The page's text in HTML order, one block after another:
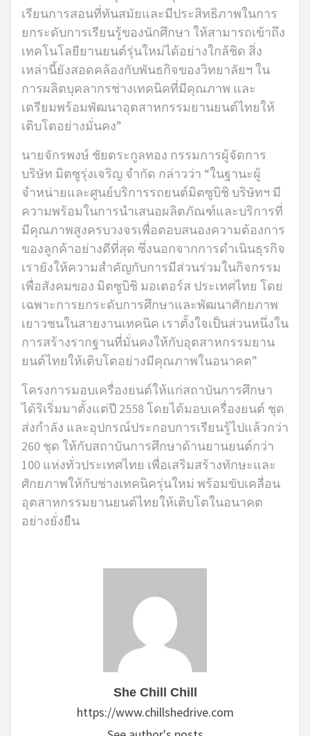
เรียนการสอนที่ทันสมัยและมีประสิทธิภาพในการ
ยกระดับการเรียนรู้ของนักศึกษา ให้สามารถเข้าถึง
เทคโนโลยียานยนต์รุ่นใหม่ได้อย่างใกล้ชิด สิ่ง
เหล่านี้ยังสอดคล้องกับพันธกิจของวิทยาลัยฯ ใน
การผลิตบุคลากรช่างเทคนิคที่มีคุณภาพ และ
เตรียมพร้อมพัฒนาอุตสาหกรรมยานยนต์ไทยให้
เติบโตอย่างมั่นคง”
นายจักรพงษ์ ชัยตระกูลทอง กรรมการผู้จัดการ
บริษัท มิตซูรุ่งเจริญ จำกัด กล่าวว่า “ในฐานะผู้
จำหน่ายและศูนย์บริการรถยนต์มิตซูบิชิ บริษัทฯ มี
ความพร้อมในการนำเสนอผลิตภัณฑ์และบริการที่
มีคุณภาพสูงครบวงจรเพื่อตอบสนองความต้องการ
ของลูกค้าอย่างดีที่สุด ซึ่งนอกจากการดำเนินธุรกิจ
เรายังให้ความสำคัญกับการมีส่วนร่วมในกิจกรรม
เพื่อสังคมของ มิตซูบิชิ มอเตอร์ส ประเทศไทย โดย
เฉพาะการยกระดับการศึกษาและพัฒนาศักยภาพ
เยาวชนในสายงานเทคนิค เราตั้งใจเป็นส่วนหนึ่งใน
การสร้างรากฐานที่มั่นคงให้กับอุตสาหกรรมยาน
ยนต์ไทยให้เติบโตอย่างมีคุณภาพในอนาคต”
โครงการมอบเครื่องยนต์ให้แก่สถาบันการศึกษา
ได้ริเริ่มมาตั้งแต่ปี 2558 โดยได้มอบเครื่องยนต์ ชุด
ส่งกำลัง และอุปกรณ์ประกอบการเรียนรู้ไปแล้วกว่า
260 ชุด ให้กับสถาบันการศึกษาด้านยานยนต์กว่า
100 แห่งทั่วประเทศไทย เพื่อเสริมสร้างทักษะและ
ศักยภาพให้กับช่างเทคนิครุ่นใหม่ พร้อมขับเคลื่อน
อุตสาหกรรมยานยนต์ไทยให้เติบโตในอนาคต
อย่างยั่งยืน
She Chill Chill
https://www.chillshedrive.com